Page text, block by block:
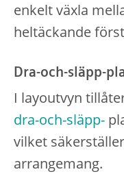
enkelt växla
heltäckande
Dra-och-släpp-
I layoutvyn
dra-och-släpp-
vilket
arrangemang.